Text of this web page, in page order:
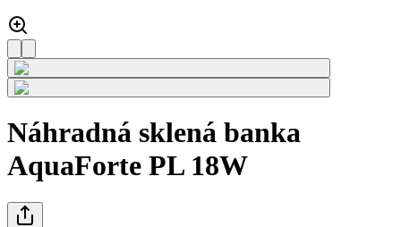
Náhradná sklená banka
AquaForte PL 18W